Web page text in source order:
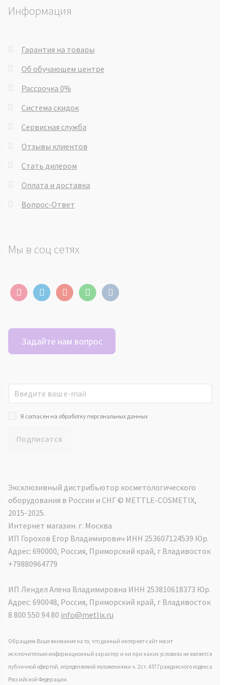
Информация
Гарантия на товары
Об обучающем центре
Рассрочка 0%
Система скидок
Сервисная служба
Отзывы клиентов
Стать дилером
Оплата и доставка
Вопрос-Ответ
Мы в соц сетях
instagramtelegramyoutubewhatsappvkontakte
Задайте нам вопрос
Я согласен на обработку персональных данных
Подписатся
Эксклюзивный дистрибьютор косметологического
оборудования в России и СНГ ©️ METTLE-COSMETIX,
2015-2025.
Интернет магазин. г. Москва
ИП Горохов Егор Владимирович ИНН 253607124539 Юр.
Адрес: 690000, Россия, Приморский край, г Владивосток
+79880964779
ИП Лендел Алена Владимировна ИНН 253810618373 Юр.
Адрес: 690048, Россия, Приморский край, г Владивосток
8 800 550 94 80 info@metlix.ru
Обращаем Ваше внимание на то, что данный интернет-сайт носит
исключительно информационный характер и ни при каких условиях не является
публичной офертой, определяемой положениями ч. 2 ст. 437 Гражданского кодекса
Российской Федерации.